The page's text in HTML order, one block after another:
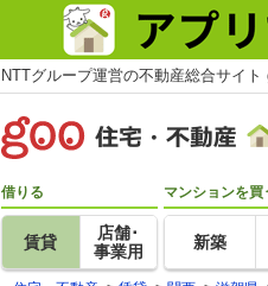
NTTグループ運営の不動産総合サイト
借りる
賃貸
店舗･
事業用
マンションを買
新築